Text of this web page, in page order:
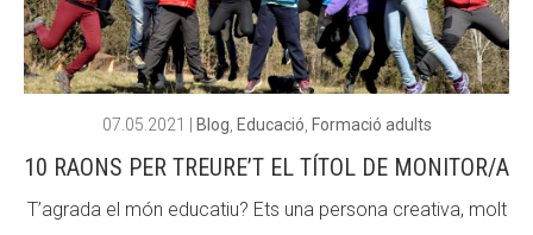
07.05.2021 Blog Educació Formació adults
10 RAONS PER TREURE’T EL TÍTOL DE MONITOR/A
T’agrada el món educatiu? Ets una persona creativa, molt
ACCIÓ SOCIAL I JOVES
ESPLAIS
ACCIÓ SOCIAL I JOVES
ESPLAIS